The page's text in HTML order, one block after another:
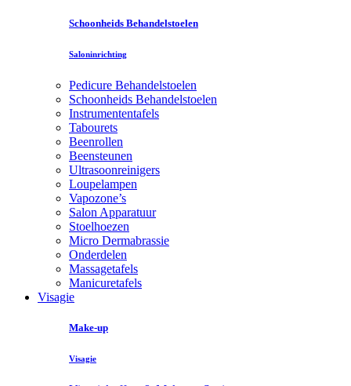
Schoonheids Behandelstoelen
Saloninrichting
Pedicure Behandelstoelen
Schoonheids Behandelstoelen
Instrumententafels
Tabourets
Beenrollen
Beensteunen
Ultrasoonreinigers
Loupelampen
Vapozone’s
Salon Apparatuur
Stoelhoezen
Micro Dermabrassie
Onderdelen
Massagetafels
Manicuretafels
Visagie
Make-up
Visagie